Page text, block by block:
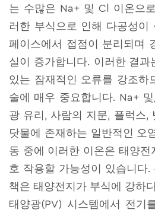
는 수많은 Na+ 및 Cl 이온으
러한 부식으로 인해 다공성이
페이스에서 접점이 분리되며
실이 증가합니다. 이러한 결과
있는 잠재적인 오류를 강조하
술에 매우 중요합니다. Na+
광 유리, 사람의 지문, 플럭스
닷물에 존재하는 일반적인 오
동 중에 이러한 이온은 태양
호 작용할 가능성이 있습니다.
책은 태양전지가 부식에 강하
태양광(PV) 시스템에서 전기